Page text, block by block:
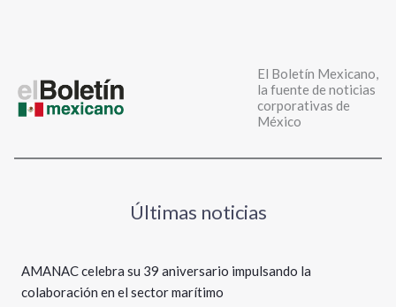
El Boletín Mexicano,
la fuente de noticias
corporativas de
México
Últimas noticias
AMANAC celebra su 39 aniversario impulsando la
colaboración en el sector marítimo